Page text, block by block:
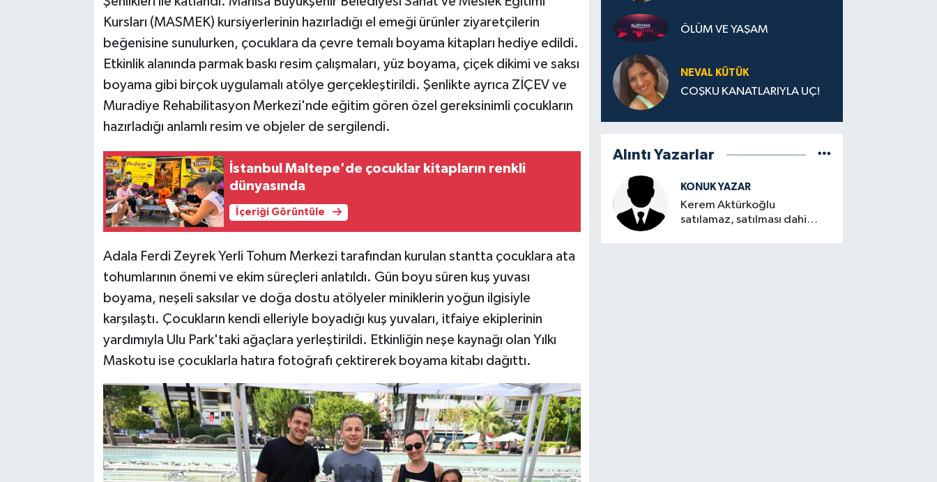
Kursları (MASMEK) kursiyerlerinin hazırladığı el emeği ürünler ziyaretçilerin
beğenisine sunulurken, çocuklara da çevre temalı boyama kitapları hediye edildi.
Etkinlik alanında parmak baskı resim çalışmaları, yüz boyama, çiçek dikimi ve saksı
boyama gibi birçok uygulamalı atölye gerçekleştirildi. Şenlikte ayrıca ZİÇEV ve
Muradiye Rehabilitasyon Merkezi'nde eğitim gören özel gereksinimli çocukların
hazırladığı anlamlı resim ve objeler de sergilendi.
İstanbul Maltepe'de çocuklar kitapların renkli
dünyasında
İçeriği Görüntüle
Adala Ferdi Zeyrek Yerli Tohum Merkezi tarafından kurulan stantta çocuklara ata
tohumlarının önemi ve ekim süreçleri anlatıldı. Gün boyu süren kuş yuvası
boyama, neşeli saksılar ve doğa dostu atölyeler miniklerin yoğun ilgisiyle
karşılaştı. Çocukların kendi elleriyle boyadığı kuş yuvaları, itfaiye ekiplerinin
yardımıyla Ulu Park'taki ağaçlara yerleştirildi. Etkinliğin neşe kaynağı olan Yılkı
Maskotu ise çocuklarla hatıra fotoğrafı çektirerek boyama kitabı dağıttı.
ÖLÜM VE YAŞAM
NEVAL KÜTÜK
COŞKU KANATLARIYLA UÇ!
Alıntı Yazarlar
KONUK YAZAR
Kerem Aktürkoğlu
satılamaz, satılması dahi